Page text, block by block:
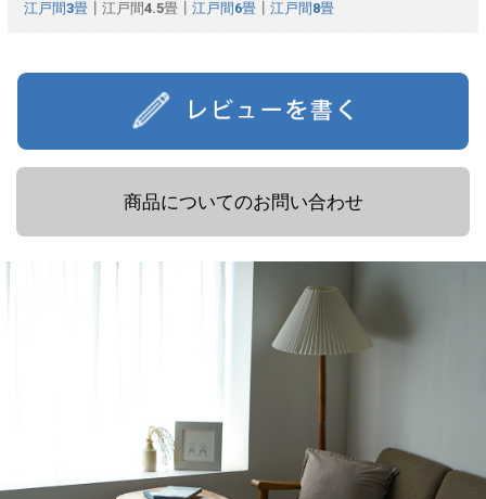
江戸間3畳 ┃江戸間4.5畳┃ 江戸間6畳 江戸間8畳
商品についてのお問い合わせ